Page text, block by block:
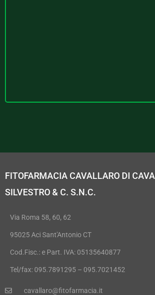
FITOFARMACIA CAVALLARO DI
SILVESTRO & C. S.N.C.
Via Roma 58, 60, 62
95025 Aci Sant'Antonio CT
Cod.Fisc.: e Part. IVA: 05135640877
Tel/fax: 095.7891295 – 095.7021452
cavallaro@fitofarmacia.it